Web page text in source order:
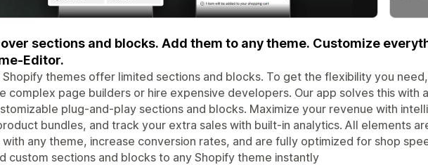
sections and blocks. Add them to any theme. Customize
Editor.
Shopify themes offer limited sections and blocks. To get the flexibility you
complex page builders or hire expensive developers. Our app solves this with
plug-and-play sections and blocks. Maximize your revenue with
bundles, and track your extra sales with built-in analytics. All elements
any theme, increase conversion rates, and are fully optimized for shop
custom sections and blocks to any Shopify theme instantly